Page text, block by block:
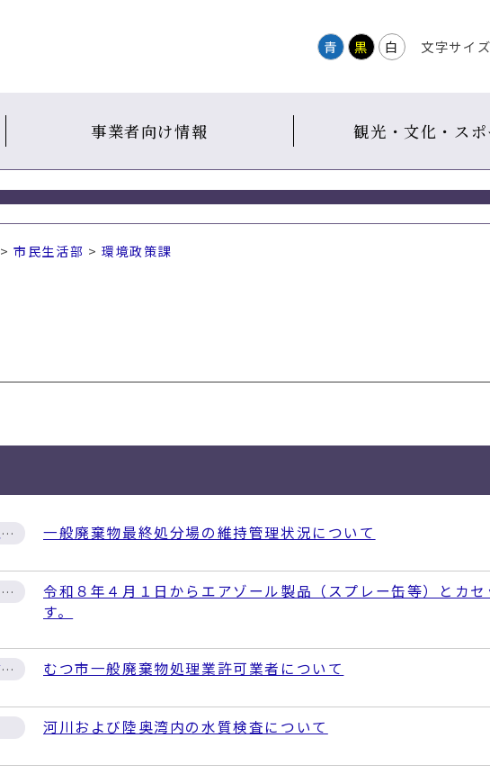
青 黒 白 文字サイズ
事業者向け情報 観光・文化・スポ
>市民生活部 >環境政策課
一般廃棄物処理施設 一般廃棄物最終処分場の維持管理状況について
ごみ処理計画・取組
令和８年４月１日からエアゾール製品（スプレー缶等）とカ
す。
家庭から出るごみの捨て方について むつ市一般廃棄物処理業許可業者について
河川および陸奥湾内の水質検査について